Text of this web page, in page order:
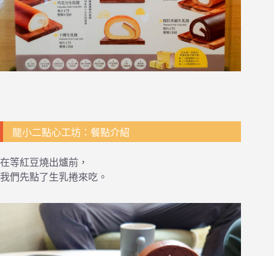
龍小二點心工坊：餐點介紹
在等紅豆燒出爐前，
我們先點了生乳捲來吃。